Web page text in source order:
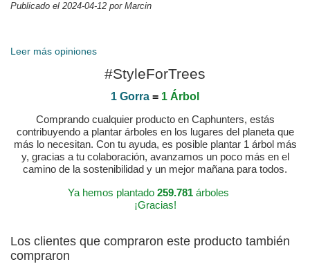
Publicado el 2024-04-12 por Marcin
Leer más opiniones
#StyleForTrees
1 Gorra = 1 Árbol
Comprando cualquier producto en Caphunters, estás
contribuyendo a plantar árboles en los lugares del planeta que
más lo necesitan. Con tu ayuda, es posible plantar 1 árbol más
y, gracias a tu colaboración, avanzamos un poco más en el
camino de la sostenibilidad y un mejor mañana para todos.
Ya hemos plantado 259.781 árboles
¡Gracias!
Los clientes que compraron este producto también
compraron